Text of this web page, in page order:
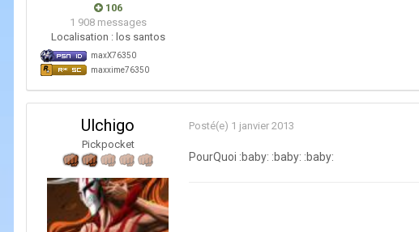
106
1 908 messages
Localisation : los santos
maxX76350
maxxime76350
Ulchigo
Pickpocket
Posté(e) 1 janvier 2013
PourQuoi :baby: :baby: :baby: